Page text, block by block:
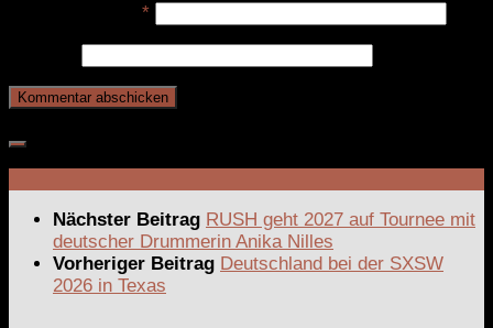
*
Nächster Beitrag RUSH geht 2027 auf Tournee mit
deutscher Drummerin Anika Nilles
Vorheriger Beitrag Deutschland bei der SXSW
2026 in Texas